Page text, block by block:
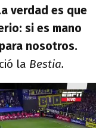
verdad es que
si es mano
nosotros.
la Bestia.